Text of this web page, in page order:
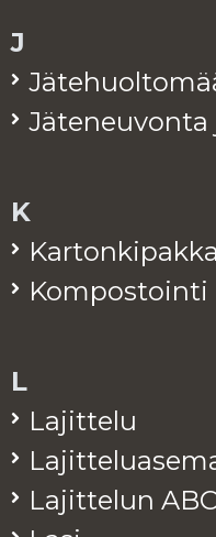
J
Jä­te­neu­von­ta
K
Kom­pos­toin­ti
L
La­jit­te­lu
La­jit­te­lun ABC